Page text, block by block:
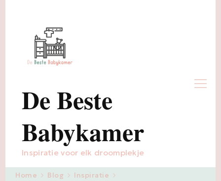
De Beste
Babykamer
Inspiratie voor elk droomplekje
Home Blog
Inspiratie